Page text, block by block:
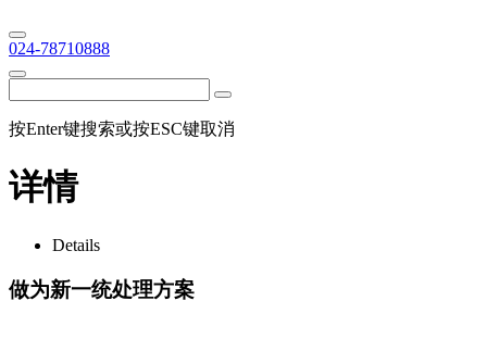
024-78710888
按Enter键搜索或按ESC键取消
详情
Details
做为新一统处理方案